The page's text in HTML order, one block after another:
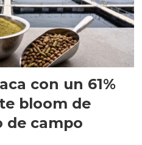
con un 61%
bloom de
de campo